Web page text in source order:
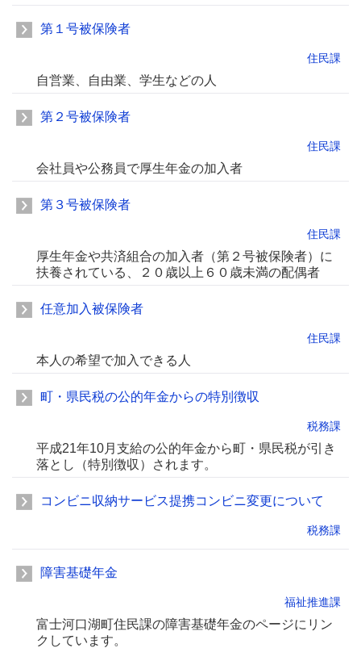
第１号被保険者
住民課
自営業、自由業、学生などの人
第２号被保険者
住民課
会社員や公務員で厚生年金の加入者
第３号被保険者
住民課
厚生年金や共済組合の加入者（第２号被保険者）に
扶養されている、２０歳以上６０歳未満の配偶者
任意加入被保険者
住民課
本人の希望で加入できる人
町・県民税の公的年金からの特別徴収
税務課
平成21年10月支給の公的年金から町・県民税が引き
落とし（特別徴収）されます。
コンビニ収納サービス提携コンビニ変更について
税務課
障害基礎年金
福祉推進課
富士河口湖町住民課の障害基礎年金のページにリン
クしています。